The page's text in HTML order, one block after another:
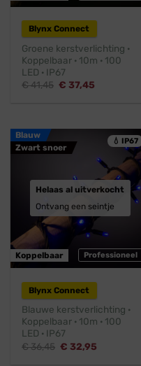
Blynx Connect
Groene kerstverlichting ·
Koppelbaar · 10m · 100
LED · IP67
€41,45 Oorspronkelijke
€ 37,45
💧 IP67
Blauw
Zwart snoer
Professioneel
Koppelbaar
Helaas al uitverkocht
Ontvang een seintje
Blynx Connect
Blauwe kerstverlichting ·
Koppelbaar · 10m · 100
LED · IP67
€36,45 Oorspronkelijke
€ 32,95